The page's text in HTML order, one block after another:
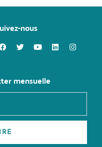
nous
mensuelle